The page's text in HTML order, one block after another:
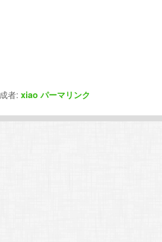
者:xiao パーマリンク